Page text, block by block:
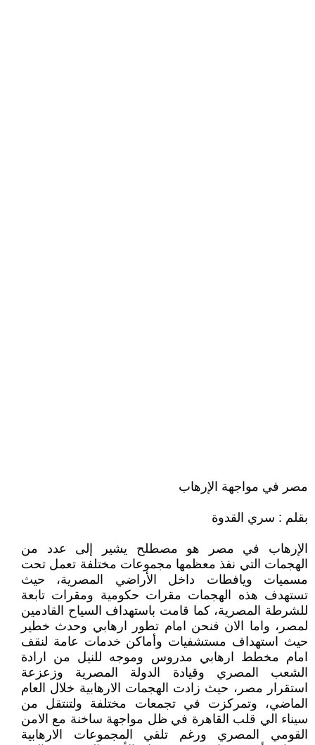
مصر في مواجهة الإرهاب
بقلم : سري القدوة
الإرهاب في مصر هو مصطلح يشير إلى عدد من
الهجمات التي نفذ معظمها مجموعات مختلفة تعمل تحت
مسميات ويافطات داخل الأراضي المصرية، حيث
تستهدف هذه الهجمات مقرات حكومية ومقرات تابعة
للشرطة المصرية، كما قامت باستهداف السياح القادمين
لمصر، واما الان فنحن امام تطور ارهابي وحدث خطير
حيث استهداف مستشفيات وأماكن خدمات عامة لنقف
امام مخطط ارهابي مدروس وموجه للنيل من ارادة
الشعب المصري وقيادة الدولة المصرية وزعزعة
استقرار مصر، حيث زادت الهجمات الارهابية خلال العام
الماضي، وتمركزت في تجمعات مختلفة ولتنتقل من
سيناء الي قلب القاهرة في ظل مواجهة ساخنة مع الامن
القومي المصري ورغم تلقي المجموعات الارهابية